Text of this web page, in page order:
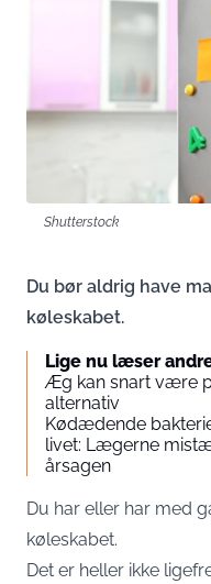
Shutterstock
Du bør aldrig have
køleskabet.
Lige nu læser
Æg kan snart være
alternativ
Kødædende
livet: Lægerne
årsagen
Du har eller har med
køleskabet.
Det er heller ikke